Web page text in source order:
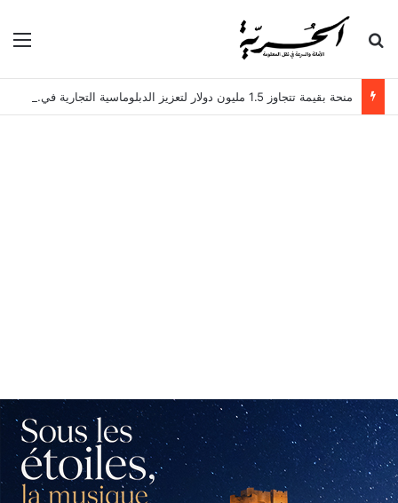
بحث عن
منحة بقيمة تتجاوز 1.5 مليون دولار لتعزيز الدبلوماسية التجارية في تونس!